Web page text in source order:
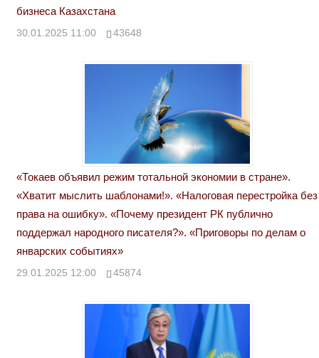
бизнеса Казахстана
30.01.2025 11:00 43648
«Токаев объявил режим тотальной экономии в стране».
«Хватит мыслить шаблонами!». «Налоговая перестройка без
права на ошибку». «Почему президент РК публично
поддержал народного писателя?». «Приговоры по делам о
январских событиях»
29.01.2025 12:00 45874